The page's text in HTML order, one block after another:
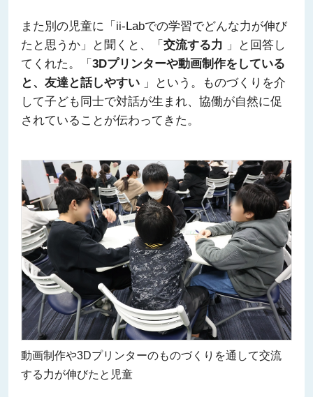
また別の児童に「ii-Labでの学習でどんな力が伸び
たと思うか」と聞くと、「 交流する力
」と回答し
てくれた。「 3Dプリンターや動画制作をしている
と、友達と話しやすい 」という。ものづくりを介
して子ども同士で対話が生まれ、協働が自然に促
されていることが伝わってきた。
動画制作や3Dプリンターのものづくりを通して交流
する力が伸びたと児童